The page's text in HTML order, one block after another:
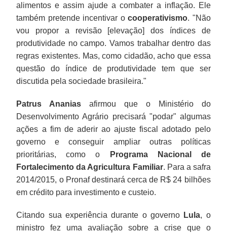
alimentos e assim ajude a combater a inflação. Ele
também pretende incentivar ocooperativismo. "Não
vou propor a revisão [elevação] dos índices de
produtividade no campo. Vamos trabalhar dentro das
regras existentes. Mas, como cidadão, acho que essa
questão do índice de produtividade tem que ser
discutida pela sociedade brasileira."
Patrus Ananias afirmou que o Ministério do
Desenvolvimento Agrário precisará "podar" algumas
ações a fim de aderir ao ajuste fiscal adotado pelo
governo e conseguir ampliar outras políticas
prioritárias, como o
Programa Nacional de
Fortalecimento da Agricultura Familiar. Para a safra
2014/2015, o Pronaf destinará cerca de R$ 24 bilhões
em crédito para investimento e custeio.
Citando sua experiência durante o governo Lula, o
ministro fez uma avaliação sobre a crise que o